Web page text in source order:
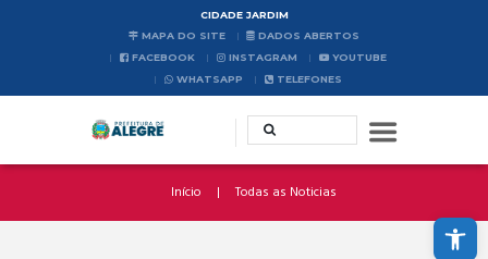
Abrir a barra de ferramentas
CIDADE JARDIM
MAPA DO SITE
DADOS ABERTOS
FACEBOOK
INSTAGRAM
YOUTUBE
WHATSAPP
TELEFONES
Início Todas as Noticias